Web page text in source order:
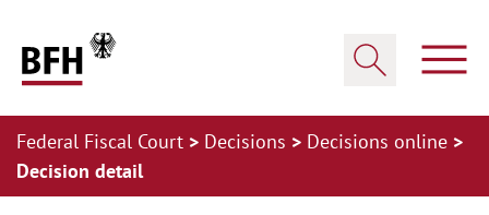
Federal Fiscal Court Decisions
Decisions online
Decision detail